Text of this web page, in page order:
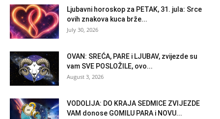
Ljubavni horoskop za PETAK, 31. jula: Srce
ovih znakova kuca brže...
July 30, 2026
OVAN: SREĆA, PARE i LJUBAV, zvijezde su
vam SVE POSLOŽILE, ovo...
August 3, 2026
VODOLIJA: DO KRAJA SEDMICE ZVIJEZDE
VAM donose GOMILU PARA i NOVU...